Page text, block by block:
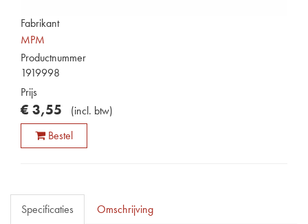
Fabrikant
MPM
Productnummer
1919998
Prijs
€ 3,55 (incl. btw)
Bestel
Specificaties Omschrijving